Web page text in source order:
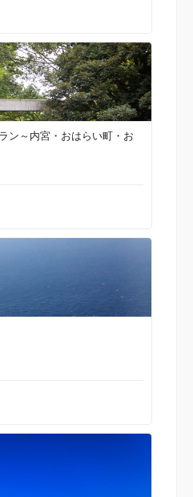
ン～内宮・おはらい町・お